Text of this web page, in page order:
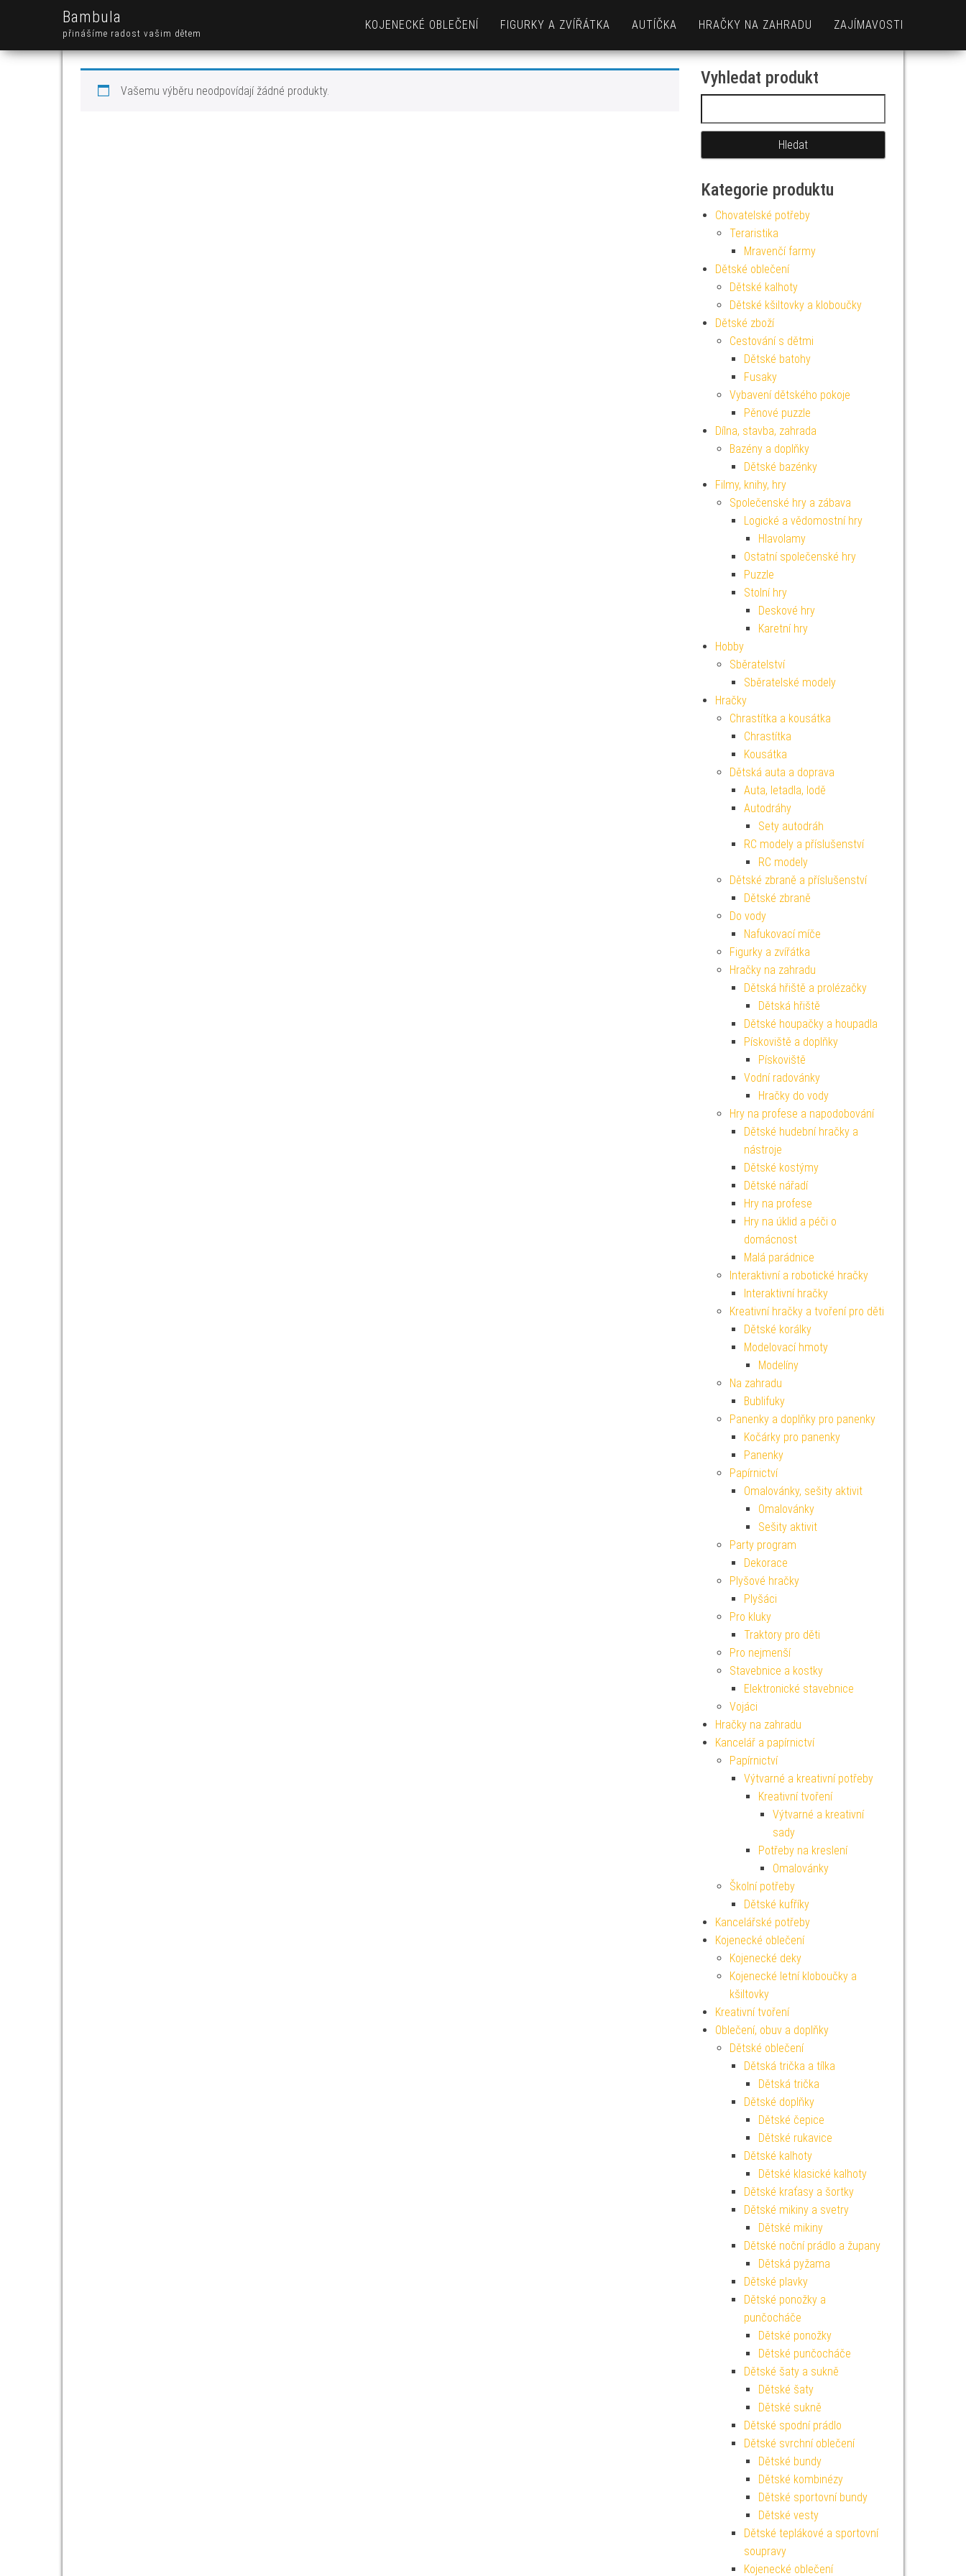
Bambula
přinášíme radost vašim dětem
KOJENECKÉ OBLEČENÍ FIGURKY A ZVÍŘÁTKA AUTÍČKA HRAČKY NA ZAHRADU ZAJÍMAVOSTI
Vašemu výběru neodpovídají žádné produkty.
Vyhledat produkt
Kategorie produktu
Chovatelské potřeby
Teraristika
Mravenčí farmy
Dětské oblečení
Dětské kalhoty
Dětské kšiltovky a kloboučky
Dětské zboží
Cestování s dětmi
Dětské batohy
Fusaky
Vybavení dětského pokoje
Pěnové puzzle
Dílna, stavba, zahrada
Bazény a doplňky
Dětské bazénky
Filmy, knihy, hry
Společenské hry a zábava
Logické a vědomostní hry
Hlavolamy
Ostatní společenské hry
Puzzle
Stolní hry
Deskové hry
Karetní hry
Hobby
Sběratelství
Sběratelské modely
Hračky
Chrastítka a kousátka
Chrastítka
Kousátka
Dětská auta a doprava
Auta, letadla, lodě
Autodráhy
Sety autodráh
RC modely a příslušenství
RC modely
Dětské zbraně a příslušenství
Dětské zbraně
Do vody
Nafukovací míče
Figurky a zvířátka
Hračky na zahradu
Dětská hřiště a prolézačky
Dětská hřiště
Dětské houpačky a houpadla
Pískoviště a doplňky
Pískoviště
Vodní radovánky
Hračky do vody
Hry na profese a napodobování
Dětské hudební hračky a
nástroje
Dětské kostýmy
Dětské nářadí
Hry na profese
Hry na úklid a péči o
domácnost
Malá parádnice
Interaktivní a robotické hračky
Interaktivní hračky
Kreativní hračky a tvoření pro děti
Dětské korálky
Modelovací hmoty
Modelíny
Na zahradu
Bublifuky
Panenky a doplňky pro panenky
Kočárky pro panenky
Panenky
Papírnictví
Omalovánky, sešity aktivit
Omalovánky
Sešity aktivit
Party program
Dekorace
Plyšové hračky
Plyšáci
Pro kluky
Traktory pro děti
Pro nejmenší
Stavebnice a kostky
Elektronické stavebnice
Vojáci
Hračky na zahradu
Kancelář a papírnictví
Papírnictví
Výtvarné a kreativní potřeby
Kreativní tvoření
Výtvarné a kreativní
sady
Potřeby na kreslení
Omalovánky
Školní potřeby
Dětské kufříky
Kancelářské potřeby
Kojenecké oblečení
Kojenecké deky
Kojenecké letní kloboučky a
kšiltovky
Kreativní tvoření
Oblečení, obuv a doplňky
Dětské oblečení
Dětská trička a tílka
Dětská trička
Dětské doplňky
Dětské čepice
Dětské rukavice
Dětské kalhoty
Dětské klasické kalhoty
Dětské kraťasy a šortky
Dětské mikiny a svetry
Dětské mikiny
Dětské noční prádlo a župany
Dětská pyžama
Dětské plavky
Dětské ponožky a
punčocháče
Dětské ponožky
Dětské punčocháče
Dětské šaty a sukně
Dětské šaty
Dětské sukně
Dětské spodní prádlo
Dětské svrchní oblečení
Dětské bundy
Dětské kombinézy
Dětské sportovní bundy
Dětské vesty
Dětské teplákové a sportovní
soupravy
Kojenecké oblečení